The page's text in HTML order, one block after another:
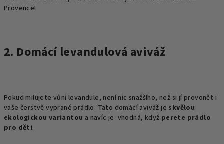
Provence!
2. Domácí levandulová aviváž
Pokud milujete vůni levandule, není nic snažšího, než si jí provonět i
vaše čerstvě vyprané prádlo. Tato domácí aviváž je skvělou
ekologickou variantou a navíc je vhodná, když perete prádlo
pro děti.